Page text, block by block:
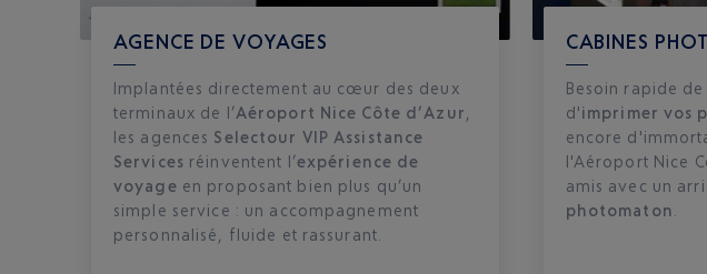
AGENCE DE VOYAGES
Implantées directement au cœur des deux
terminaux de l’Aéroport Nice Côte d’Azur
les agences Selectour VIP Assistance
Services réinventent l’expérience de
voyage en proposant bien plus qu’un
simple service : un accompagnement
personnalisé, fluide et rassurant.
CABINES
Besoin rapide de
d'imprimer vos
encore
l'Aéroport Nice
amis avec un
photomaton